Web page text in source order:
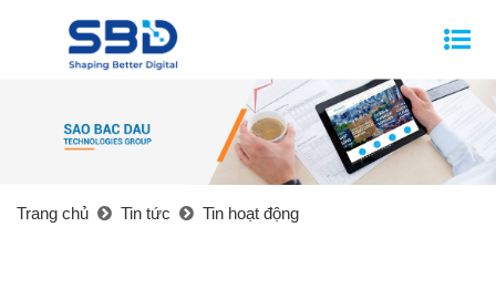
Trang chủ Tin tức Tin hoạt động